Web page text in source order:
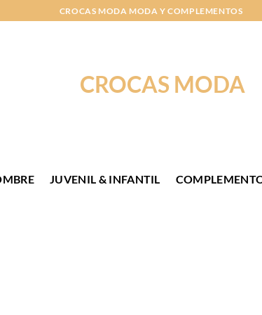
CROCAS MODA MODA Y COMPLEMENTOS
JUVENIL & INFANTIL